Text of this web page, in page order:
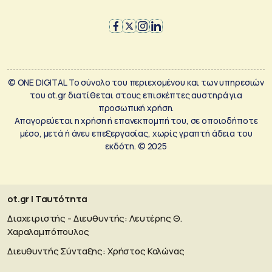
© ONE DIGITAL Το σύνολο του περιεχομένου και των υπηρεσιών
του ot.gr διατίθεται στους επισκέπτες αυστηρά για
προσωπική χρήση.
Απαγορεύεται η χρήση ή επανεκπομπή του, σε οποιοδήποτε
μέσο, μετά ή άνευ επεξεργασίας, χωρίς γραπτή άδεια του
εκδότη. © 2025
ot.gr | Ταυτότητα
Διαχειριστής - Διευθυντής: Λευτέρης Θ.
Χαραλαμπόπουλος
Διευθυντής Σύνταξης: Χρήστος Κολώνας